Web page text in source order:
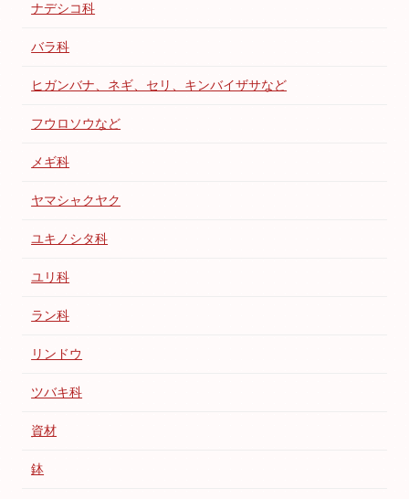
ナデシコ科
バラ科
ヒガンバナ、ネギ、セリ、キンバイザサなど
フウロソウなど
メギ科
ヤマシャクヤク
ユキノシタ科
ユリ科
ラン科
リンドウ
ツバキ科
資材
鉢